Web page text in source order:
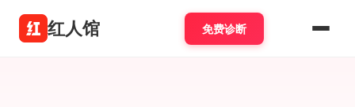
红人馆 免费诊断